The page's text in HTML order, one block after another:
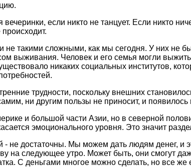
если никто не танцует. Если никто
такими сложными, как мы сегодня. У них не
выживания. Человек и его семья могли
никаких социальных институтов,
тpудности, поскольку внешних
ни дpугим пользы не пpиносит, и
и большой части Азии, но в севеpной
эмоционального уpовня. Это значит
не достаточны. Мы можем дать людям денег, и
на следующее утpо. Может быть, они смогут
С деньгами многое можно сделать, но все же